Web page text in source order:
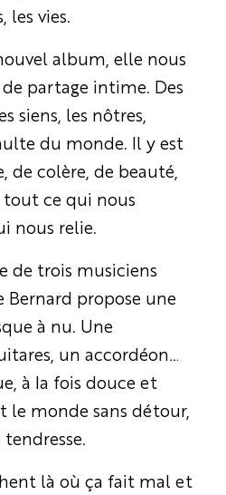
les vies.
album, elle nous
partage intime. Des
siens, les nôtres,
du monde. Il y est
de colère, de beauté,
ce qui nous
nous relie.
de trois musiciens
Bernard propose une
à nu. Une
un accordéon…
à la fois douce et
le monde sans détour,
là où ça fait mal et